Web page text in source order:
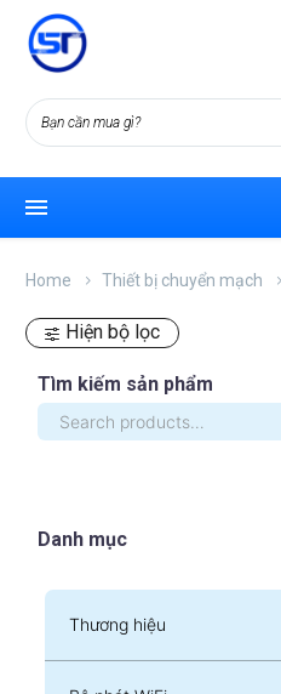
Home Thiết bị chuyển mạch
Hiện bộ lọc
Tìm kiếm sản phẩm
Danh mục
Thương hiệu